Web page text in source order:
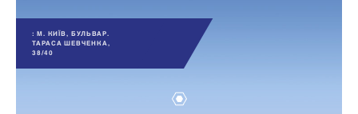
: М. КИЇВ, БУЛЬВАР.
ТАРАСА ШЕВЧЕНКА,
38/40